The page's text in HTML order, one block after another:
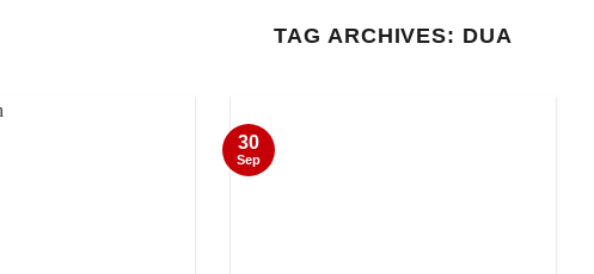
TAG ARCHIVES: DUA
30
Sep